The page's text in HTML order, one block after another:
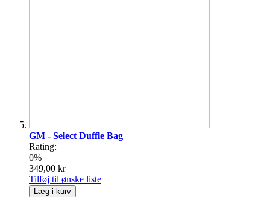
GM - Select Duffle Bag
Rating:
0%
349,00 kr
Tilføj til ønske liste
Læg i kurv